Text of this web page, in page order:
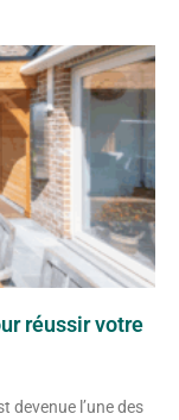
réussir votre
devenue l’une des